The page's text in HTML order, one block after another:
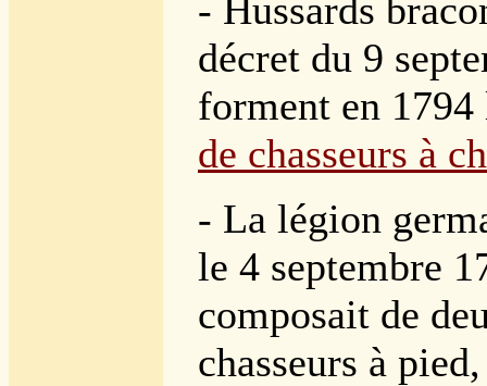
- Hussards
décret du 9
forment en 1794
de chasseurs à
- La légion
le 4 septembre
composait de
chasseurs à